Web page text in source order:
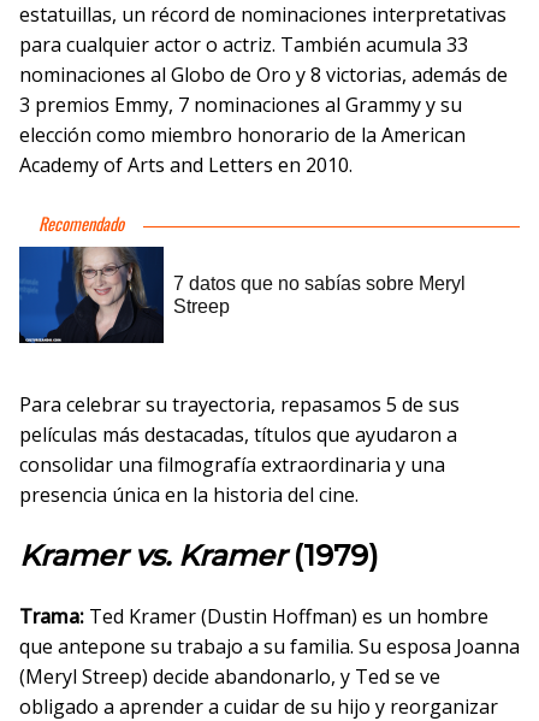
estatuillas, un récord de nominaciones interpretativas
para cualquier actor o actriz. También acumula 33
nominaciones al Globo de Oro y 8 victorias, además de
3 premios Emmy, 7 nominaciones al Grammy y su
elección como miembro honorario de la American
Academy of Arts and Letters en 2010.
Para celebrar su trayectoria, repasamos 5 de sus
películas más destacadas, títulos que ayudaron a
consolidar una filmografía extraordinaria y una
presencia única en la historia del cine.
Kramer vs. Kramer (1979)
Trama: Ted Kramer (Dustin Hoffman) es un hombre
que antepone su trabajo a su familia. Su esposa Joanna
(Meryl Streep) decide abandonarlo, y Ted se ve
obligado a aprender a cuidar de su hijo y reorganizar